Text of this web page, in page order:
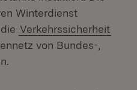
Winterdienst
Verkehrssicherheit
von Bundes-,